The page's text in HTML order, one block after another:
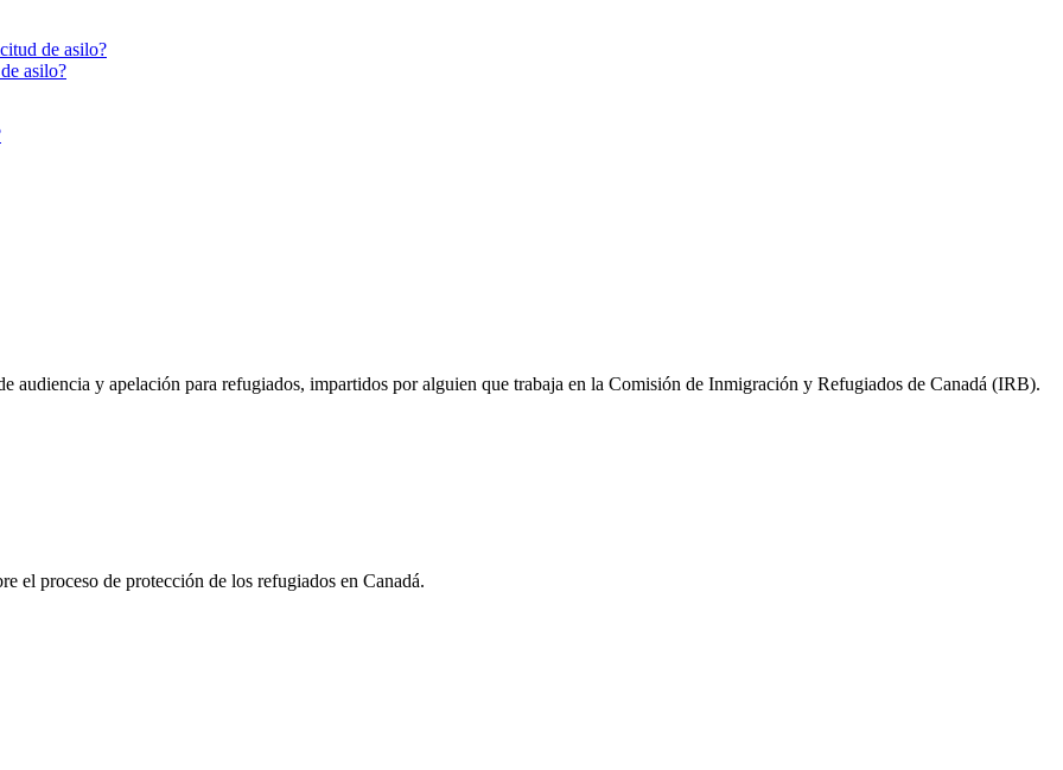
de asilo?
asilo?
audiencia y apelación para refugiados, impartidos por alguien que trabaja en la Comisión de Inmigración y Refugiados de Canadá (IRB).
el proceso de protección de los refugiados en Canadá.